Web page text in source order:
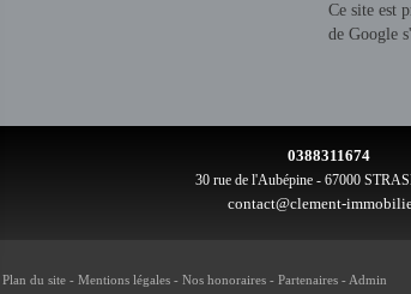
Ce site est
de Google
0388311674
30 rue de l'Aubépine - 67000
contact@clement-
Plan du site - Mentions légales - Nos honoraires - Partenaires - Admin